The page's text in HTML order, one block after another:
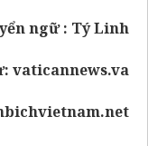
ngữ : Tý Linh
vaticannews.va